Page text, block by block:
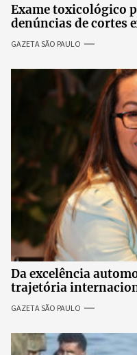
Exame toxicológico
denúncias de cortes
revolta entre
GAZETA SÃO PAULO
Da excelência
trajetória
GAZETA SÃO PAULO